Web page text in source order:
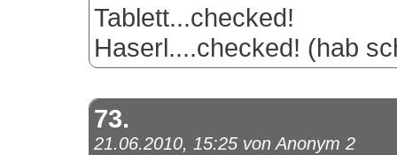
Tablett...checked!
Haserl....checked! (hab
73.
21.06.2010, 15:25 von Anonym 2